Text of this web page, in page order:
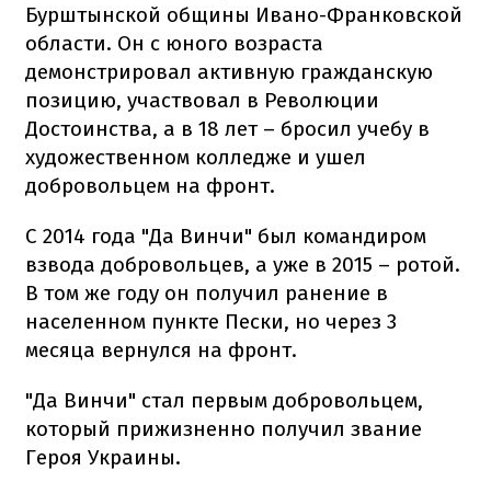
Бурштынской общины Ивано-Франковской
области. Он с юного возраста
демонстрировал активную гражданскую
позицию, участвовал в Революции
Достоинства, а в 18 лет – бросил учебу в
художественном колледже и ушел
добровольцем на фронт.
С 2014 года "Да Винчи" был командиром
взвода добровольцев, а уже в 2015 – ротой.
В том же году он получил ранение в
населенном пункте Пески, но через 3
месяца вернулся на фронт.
"Да Винчи" стал первым добровольцем,
который прижизненно получил звание
Героя Украины.